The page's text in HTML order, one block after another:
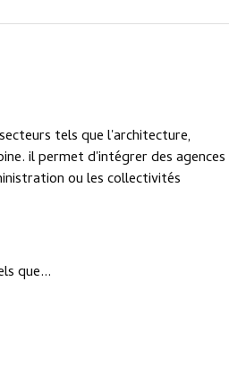
tels que l'architecture,
il permet d'intégrer des agences
ou les collectivités
que...